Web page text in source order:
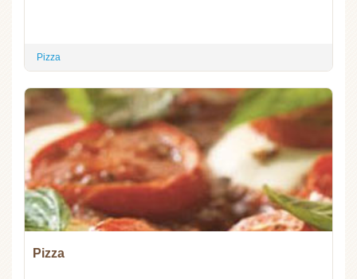
Pizza
Pizza